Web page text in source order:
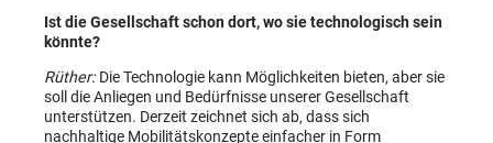
Ist die Gesellschaft schon dort, wo sie technologisch sein
könnte?
Rüther: Die Technologie kann Möglichkeiten bieten, aber sie
soll die Anliegen und Bedürfnisse unserer Gesellschaft
unterstützen. Derzeit zeichnet sich ab, dass sich
nachhaltige Mobilitätskonzepte einfacher in Form